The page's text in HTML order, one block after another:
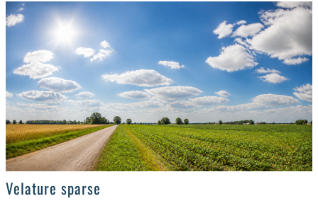
>
Velature sparse